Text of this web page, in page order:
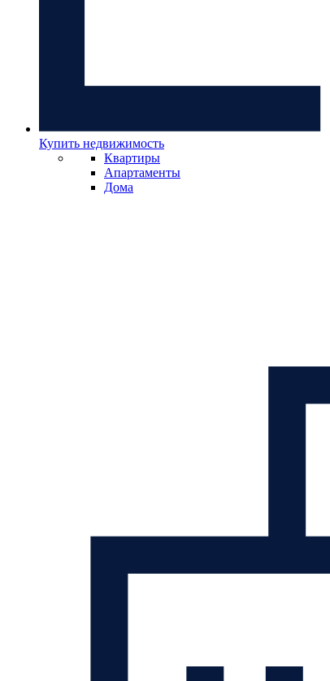
Купить недвижимость
Квартиры
Апартаменты
Дома